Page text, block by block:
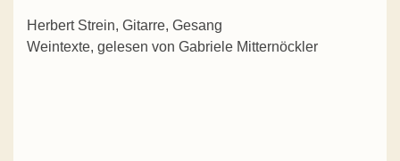
Herbert Strein, Gitarre, Gesang
Weintexte, gelesen von Gabriele Mitternöckler